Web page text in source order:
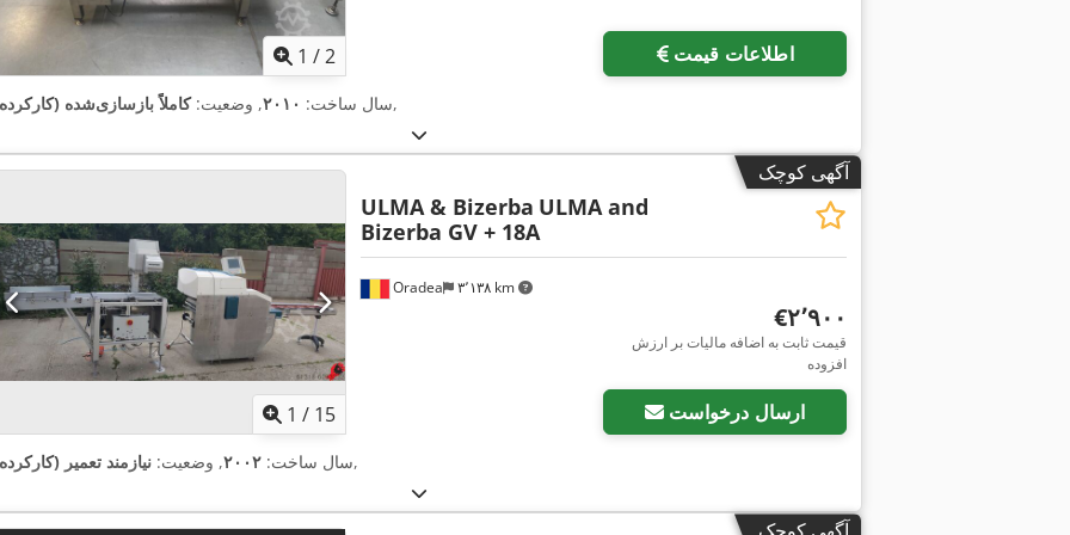
1 /2 اطلاعات قیمت
سال ساخت: ۲۰۱۰, وضعیت:کاملاً بازسازی‌شده ,
آگهی کوچک
1 / 15
Oradea ۳٬۱۳۸ km
ULMA & Bizerba ULMA and
Bizerba GV + 18A
‎€۲٬۹۰۰
قیمت ثابت به اضافه مالیات بر ارزش
افزوده
ارسال درخواست
سال ساخت: ۲۰۰۲, وضعیت: نیازمند تعمیر ,